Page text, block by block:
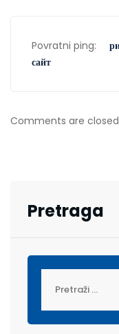
Povratni ping:
сайт
Comments are
Pretraga